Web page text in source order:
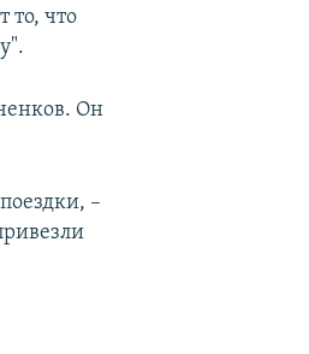
то, что
Он
–